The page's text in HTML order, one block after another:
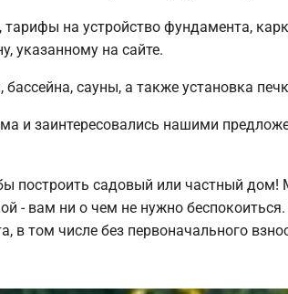
на устройство фундамента,
указанному на сайте.
сауны, а также установка
и заинтересовались нашими
построить садовый или частный
- вам ни о чем не нужно
в том числе без первоначального